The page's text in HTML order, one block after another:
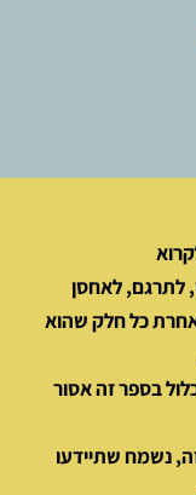
לתרגם, לאחסן
כל חלק שהוא
בספר זה אסור
נשמח שתיידעו